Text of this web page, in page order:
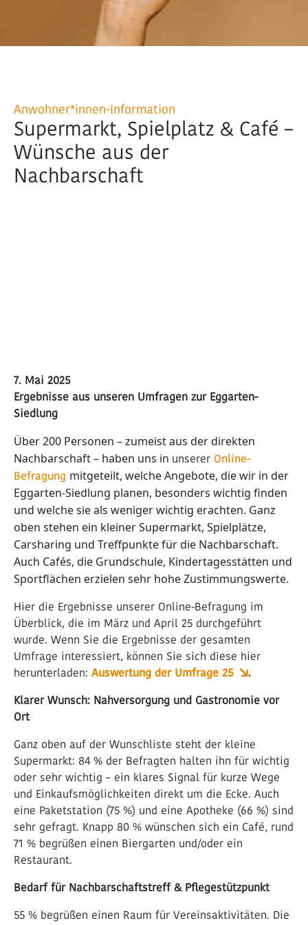
Anwohner*innen-Information
Supermarkt, Spielplatz & Café –
Wünsche aus der
Nachbarschaft
7. Mai 2025
Ergebnisse aus unseren Umfragen zur Eggarten-
Siedlung
Über 200 Personen – zumeist aus der direkten
Nachbarschaft – haben uns in unserer Online-
Befragung mitgeteilt, welche Angebote, die wir in der
Eggarten-Siedlung planen, besonders wichtig finden
und welche sie als weniger wichtig erachten. Ganz
oben stehen ein kleiner Supermarkt, Spielplätze,
Carsharing und Treffpunkte für die Nachbarschaft.
Auch Cafés, die Grundschule, Kindertagesstätten und
Sportflächen erzielen sehr hohe Zustimmungswerte.
Hier die Ergebnisse unserer Online-Befragung im
Überblick, die im März und April 25 durchgeführt
wurde. Wenn Sie die Ergebnisse der gesamten
Umfrage interessiert, können Sie sich diese hier
herunterladen: Auswertung der Umfrage 25
.
Klarer Wunsch: Nahversorgung und Gastronomie vor
Ort
Ganz oben auf der Wunschliste steht der kleine
Supermarkt: 84 % der Befragten halten ihn für wichtig
oder sehr wichtig – ein klares Signal für kurze Wege
und Einkaufsmöglichkeiten direkt um die Ecke. Auch
eine Paketstation (75 %) und eine Apotheke (66 %) sind
sehr gefragt. Knapp 80 % wünschen sich ein Café, rund
71 % begrüßen einen Biergarten und/oder ein
Restaurant.
Bedarf für Nachbarschaftstreff & Pflegestützpunkt
55 % begrüßen einen Raum für Vereinsaktivitäten. Die